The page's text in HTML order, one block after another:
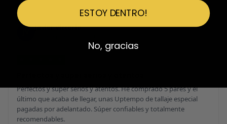
Javier Victorio
Perfectos y súper serios y atentos. He comprado 5 pares y el
último que acaba de llegar, unas Uptempo de tallaje especial
pagadas por adelantado. Súper confiables y totalmente
recomendables.
ESTOY DENTRO!
No, gracias